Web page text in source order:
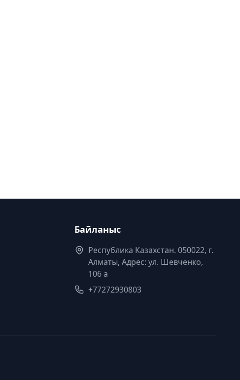
Байланыс
Республика Казахстан. 050022, г.
Алматы, Адрес: ул. Шевченко,
106 а
+77272930803